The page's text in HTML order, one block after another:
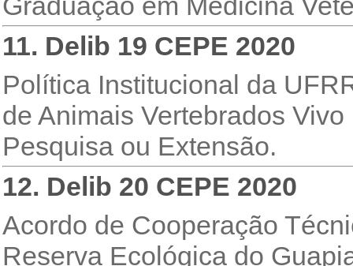
11. Delib 19 CEPE 2020
Política Institucional da
de Animais Vertebrados
Pesquisa ou Extensão.
12. Delib 20 CEPE 2020
Acordo de Cooperação
Reserva Ecológica do